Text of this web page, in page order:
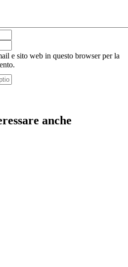
e sito web in questo browser per la
anche